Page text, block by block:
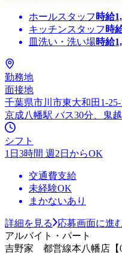
ホールスタッフ 時給
キッチンスタッフ 時
皿洗い・洗い場時給
勤務地
面接地
千葉県市川市東大和田1-25-
京成八幡駅 バス30分、鬼
シフト
1日3時間 週2日からOK
交通費支給
未経験OK
まかないあり
詳細を見る
応募画面に進
アルバイト・パート
吉野家 都営線本八幡店【